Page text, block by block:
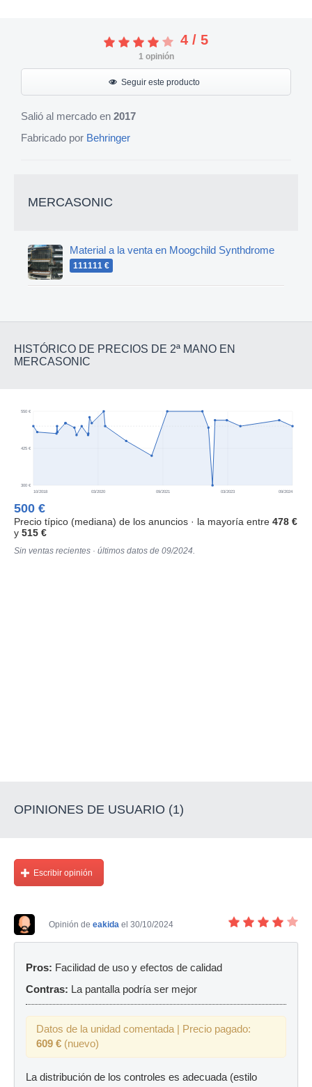
4 / 5
1opinión
Seguir este producto
Salió al mercado en 2017
Fabricado por Behringer
MERCASONIC
Material a la venta en Moogchild Synthdrome
111111 €
HISTÓRICO DE PRECIOS DE 2ª MANO EN
MERCASONIC
300 €
425 €
550 €
10/2018 03/2020 09/2021 03/2023 09/2024
500 €
Precio típico (mediana) de los anuncios · la mayoría entre 478 €
y 515 €
Sin ventas recientes · últimos datos de 09/2024.
OPINIONES DE USUARIO (1)
Escribir opinión
Opinión de eakida el 30/10/2024
Pros: Facilidad de uso y efectos de calidad
Contras: La pantalla podría ser mejor
Datos de la unidad comentada | Precio pagado:
609 € (nuevo)
La distribución de los controles es adecuada (estilo